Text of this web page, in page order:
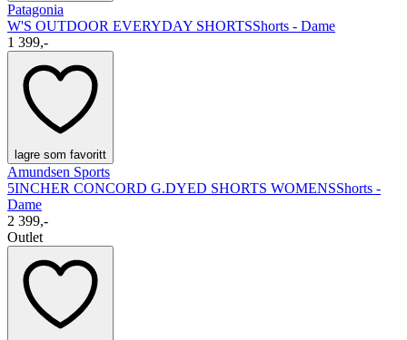
Patagonia
W'S OUTDOOR EVERYDAY SHORTSShorts - Dame
1 399,-
lagre som favoritt
Amundsen Sports
5INCHER CONCORD G.DYED SHORTS WOMENSShorts -
Dame
2 399,-
Outlet